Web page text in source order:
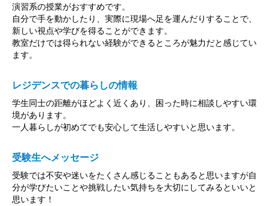
演習系の授業がおすすめです。
自分で手を動かしたり、実際に現場へ足を運んだりすることで、
新しい視点や学びを得ることができます。
教室だけでは得られない経験ができるところが魅力だと感じてい
ます。
レジデンスでの暮らしの情報
学生同士の距離がほどよく近くあり、困った時に相談しやすい環
境があります。
一人暮らしが初めてでも安心して生活しやすいと思います。
受験生へメッセージ
受験では不安や迷いをたくさん感じることもあると思いますが自
分が学びたいことや挑戦したい気持ちを大切にしてみるといいと
思います！